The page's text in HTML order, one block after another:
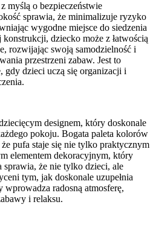
myślą o bezpieczeństwie
sprawia, że minimalizuje ryzyko
wygodne miejsce do siedzenia
dziecko może z łatwością
rozwijając swoją samodzielność i
przestrzeni zabaw. Jest to
gdy dzieci uczą się organizacji i
designem, który doskonale
pokoju. Bogata paleta kolorów
pufa staje się nie tylko praktycznym
elementem dekoracyjnym, który
sprawia, że nie tylko dzieci, ale
tym, jak doskonale uzupełnia
wprowadza radosną atmosferę,
i relaksu.